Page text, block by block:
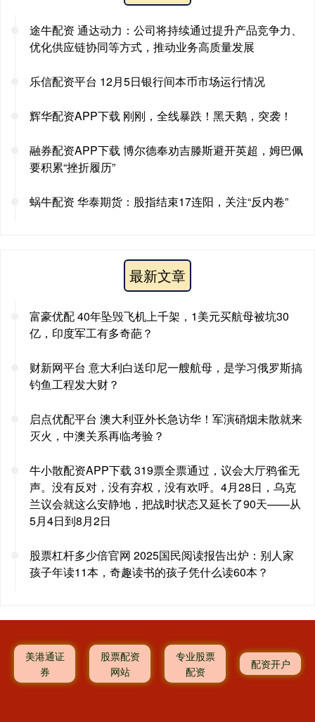
途牛配资 通达动力：公司将持续通过提升产品竞争力、
优化供应链协同等方式，推动业务高质量发展
乐信配资平台 12月5日银行间本币市场运行情况
辉华配资APP下载 刚刚，全线暴跌！黑天鹅，突袭！
融券配资APP下载 博尔德奉劝吉滕斯避开英超，姆巴佩
要积累“挫折履历”
蜗牛配资 华泰期货：股指结束17连阳，关注“反内卷”
最新文章
富豪优配 40年坠毁飞机上千架，1美元买航母被坑30
亿，印度军工有多奇葩？
财新网平台 意大利白送印尼一艘航母，是学习俄罗斯搞
钓鱼工程发大财？
启点优配平台 澳大利亚外长急访华！军演硝烟未散就来
灭火，中澳关系再临考验？
牛小散配资APP下载 319票全票通过，议会大厅鸦雀无
声。没有反对，没有弃权，没有欢呼。4月28日，乌克
兰议会就这么安静地，把战时状态又延长了90天——从
5月4日到8月2日
股票杠杆多少倍官网 2025国民阅读报告出炉：别人家
孩子年读11本，奇趣读书的孩子凭什么读60本？
美港通证
券
股票配资
网站
专业股票
配资
配资开户